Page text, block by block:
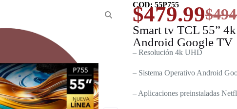
COD: 55P755
$
$479.99
Smart tv TCL 55”
Android Google TV
– Resolución 4k UHD
– Sistema Operativo Android
– Aplicaciones preinstaladas